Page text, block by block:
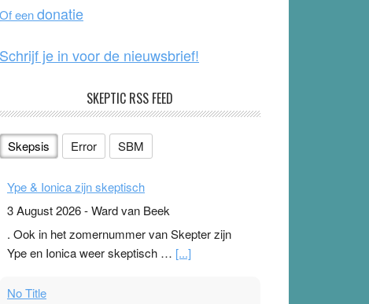
k
Of eendonatie
Schrijf je in voor de nieuwsbrief!
SKEPTIC RSS FEED
Skepsis Error SBM
Ype & Ionica zijn skeptisch
3 August 2026-Ward van Beek
. Ook in het zomernummer van Skepter zijn
Ype en Ionica weer skeptisch … [...]
No Title